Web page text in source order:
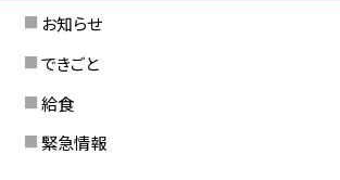
お知らせ
できごと
給食
緊急情報